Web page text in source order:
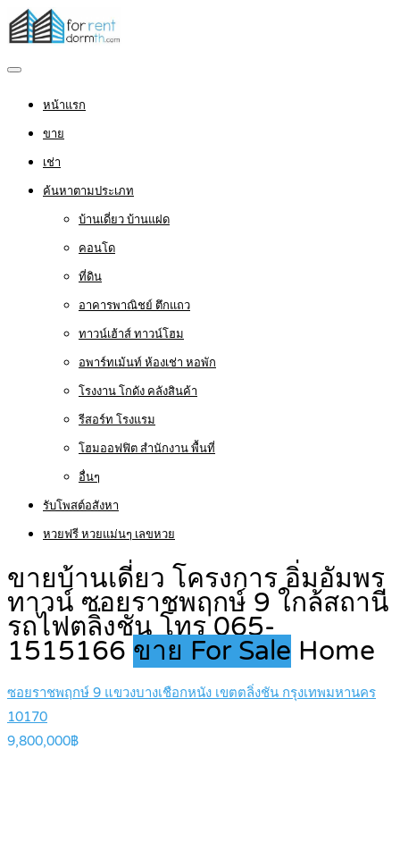
หน้าแรก
ขาย
เช่า
ค้นหาตามประเภท
บ้านเดี่ยว บ้านแฝด
คอนโด
ที่ดิน
อาคารพาณิชย์ ตึกแถว
ทาวน์เฮ้าส์ ทาวน์โฮม
อพาร์ทเม้นท์ ห้องเช่า หอพัก
โรงงาน โกดัง คลังสินค้า
รีสอร์ท โรงแรม
โฮมออฟฟิต สำนักงาน พื้นที่
อื่นๆ
รับโพสต์อสังหา
หวยฟรี หวยแม่นๆ เลขหวย
ขายบ้านเดี่ยว โครงการ อิ่มอัมพร
ทาวน์ ซอยราชพฤกษ์ 9 ใกล้สถานี
รถไฟตลิ่งชัน โทร 065-
1515166 ขาย For Sale Home
ซอยราชพฤกษ์ 9 แขวงบางเชือกหนัง เขตตลิ่งชัน กรุงเทพมหานคร
10170
9,800,000฿